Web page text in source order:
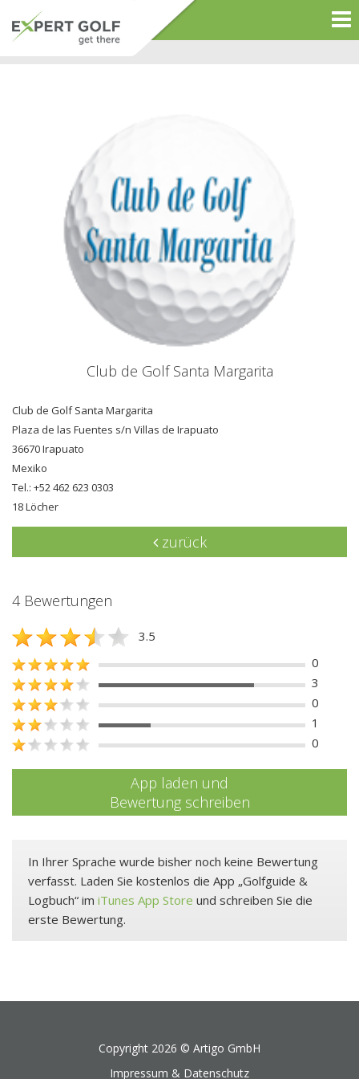
Club de Golf Santa Margarita
Club de Golf Santa Margarita
Plaza de las Fuentes s/n Villas de Irapuato
36670 Irapuato
Mexiko
Tel.: +52 462 623 0303
18 Löcher
zurück
4 Bewertungen
3.5
0
3
0
1
0
App laden und
Bewertung schreiben
In Ihrer Sprache wurde bisher noch keine Bewertung
verfasst. Laden Sie kostenlos die App „Golfguide &
Logbuch“ im iTunes App Store und schreiben Sie die
erste Bewertung.
Copyright 2026 © Artigo GmbH
Impressum & Datenschutz